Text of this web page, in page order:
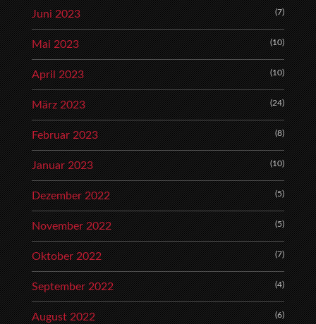
Juni 2023 (7)
Mai 2023 (10)
April 2023 (10)
März 2023 (24)
Februar 2023 (8)
Januar 2023 (10)
Dezember 2022 (5)
November 2022 (5)
Oktober 2022 (7)
September 2022 (4)
August 2022 (6)